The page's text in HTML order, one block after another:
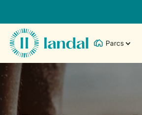
Parcs